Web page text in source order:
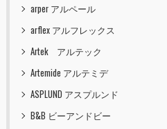
arper アルペール
arflex アルフレックス
Artek アルテック
Artemide アルテミデ
ASPLUND アスプルンド
B&B ビーアンドビー